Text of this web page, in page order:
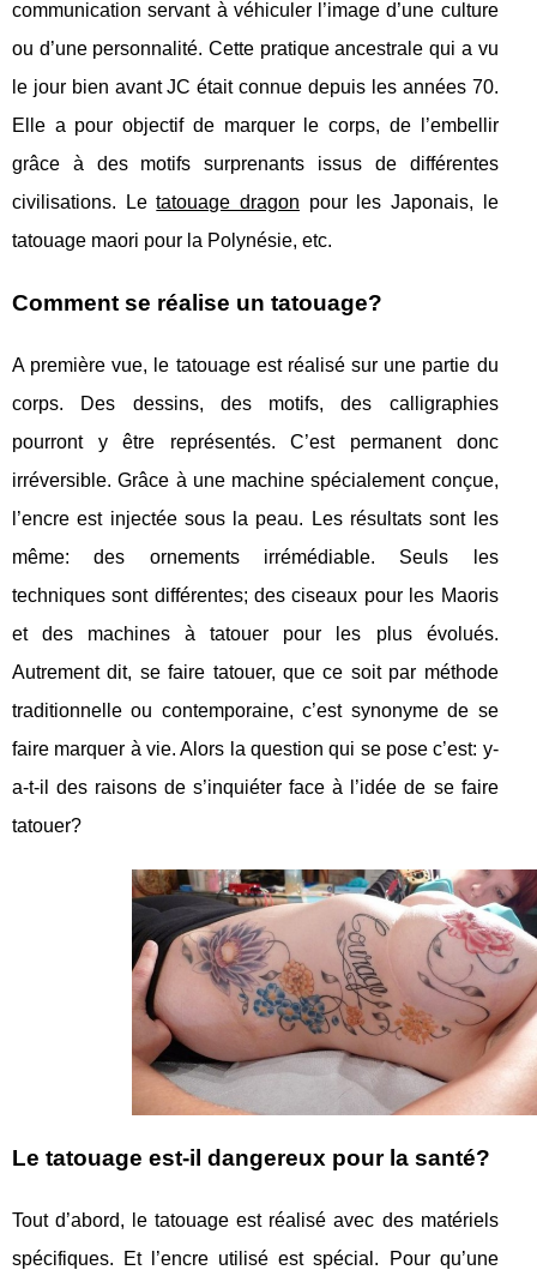
communication servant à véhiculer l’image d’une culture
ou d’une personnalité. Cette pratique ancestrale qui a vu
le jour bien avant JC était connue depuis les années 70.
Elle a pour objectif de marquer le corps, de l’embellir
grâce à des motifs surprenants issus de différentes
civilisations. Letatouage dragon pour les Japonais, le
tatouage maori pour la Polynésie, etc.
Comment se réalise un tatouage?
A première vue, le tatouage est réalisé sur une partie du
corps. Des dessins, des motifs, des calligraphies
pourront y être représentés. C’est permanent donc
irréversible. Grâce à une machine spécialement conçue,
l’encre est injectée sous la peau. Les résultats sont les
même: des ornements irrémédiable. Seuls les
techniques sont différentes; des ciseaux pour les Maoris
et des machines à tatouer pour les plus évolués.
Autrement dit, se faire tatouer, que ce soit par méthode
traditionnelle ou contemporaine, c’est synonyme de se
faire marquer à vie. Alors la question qui se pose c’est: y-
a-t-il des raisons de s’inquiéter face à l’idée de se faire
tatouer?
Le tatouage est-il dangereux pour la santé?
Tout d’abord, le tatouage est réalisé avec des matériels
spécifiques. Et l’encre utilisé est spécial. Pour qu’une